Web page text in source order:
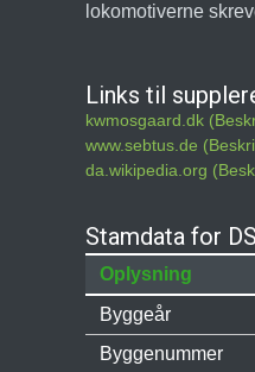
lokomotiverne
Links til
kwmosgaard.dk
www.sebtus.de
da.wikipedia.org
Stamdata for
Oplysning
Byggeår
Byggenummer